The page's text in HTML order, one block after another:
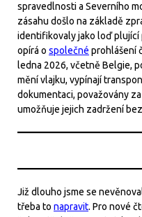
spravedlnosti a Severního
zásahu došlo na základě
identifikovaly jako loď plující
opírá o společné prohlášení
ledna 2026, včetně Belgie,
mění vlajku, vypínají
dokumentaci, považovány
umožňuje jejich zadržení
Již dlouho jsme se
třeba to napravit. Pro nové